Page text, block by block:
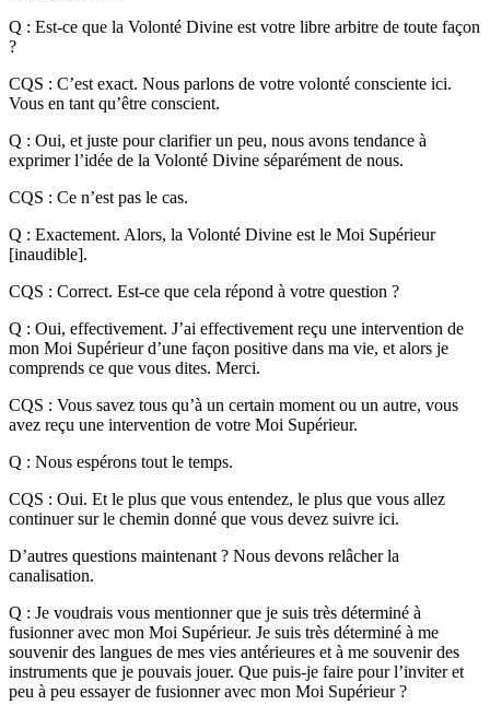
Q : Est-ce que la Volonté Divine est votre libre arbitre de toute façon
?
CQS : C’est exact. Nous parlons de votre volonté consciente ici.
Vous en tant qu’être conscient.
Q : Oui, et juste pour clarifier un peu, nous avons tendance à
exprimer l’idée de la Volonté Divine séparément de nous.
CQS : Ce n’est pas le cas.
Q : Exactement. Alors, la Volonté Divine est le Moi Supérieur
[inaudible].
CQS : Correct. Est-ce que cela répond à votre question ?
Q : Oui, effectivement. J’ai effectivement reçu une intervention de
mon Moi Supérieur d’une façon positive dans ma vie, et alors je
comprends ce que vous dites. Merci.
CQS : Vous savez tous qu’à un certain moment ou un autre, vous
avez reçu une intervention de votre Moi Supérieur.
Q : Nous espérons tout le temps.
CQS : Oui. Et le plus que vous entendez, le plus que vous allez
continuer sur le chemin donné que vous devez suivre ici.
D’autres questions maintenant ? Nous devons relâcher la
canalisation.
Q : Je voudrais vous mentionner que je suis très déterminé à
fusionner avec mon Moi Supérieur. Je suis très déterminé à me
souvenir des langues de mes vies antérieures et à me souvenir des
instruments que je pouvais jouer. Que puis-je faire pour l’inviter et
peu à peu essayer de fusionner avec mon Moi Supérieur ?